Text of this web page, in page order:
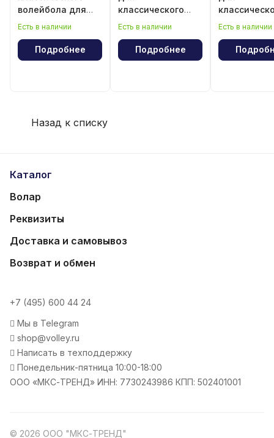
волейбола для
девочки
Есть в наличии
Подробнее
классического
волейбола для
Есть в наличии
Подробнее
волейбола
Есть в наличии
Назад к списку
Каталог
Волар
Реквизиты
Доставка и самовывоз
Возврат и обмен
+7 (495) 600 44 24
Мы в Telegram
shop@volley.ru
Написать в техподдержку
Понедельник-пятница 10:00-18:00
ООО «МКС-ТРЕНД» ИНН: 7730243986 КПП: 502401001
© 2026 ООО "МКС-ТРЕНД"